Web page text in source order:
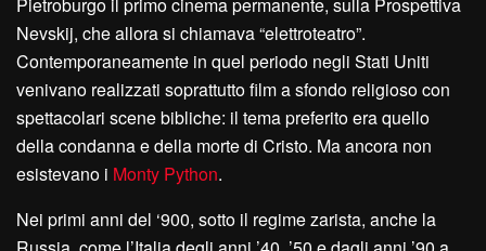
Nevskij, che allora si chiamava “elettroteatro”.
Contemporaneamente in quel periodo negli Stati Uniti
venivano realizzati soprattutto film a sfondo religioso con
spettacolari scene bibliche: il tema preferito era quello
della condanna e della morte di Cristo. Ma ancora non
esistevano i Monty Python.
Nei primi anni del ‘900, sotto il regime zarista, anche la